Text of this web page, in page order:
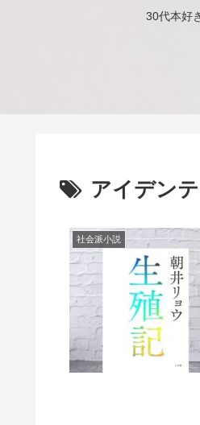
30代本好
アイデン
社会派小説